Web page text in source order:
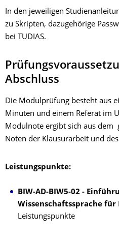
In den jeweiligen
zu Skripten, dazugehörige
bei TUDIAS.
Abschluss
Die Modulprüfung besteht aus
Minuten und einem Referat im
Modulnote ergibt sich aus dem
Noten der Klausurarbeit und des
Leistungspunkte:
BIW-AD-BIW5-02 -
Wissenschaftssprache für
Leistungspunkte